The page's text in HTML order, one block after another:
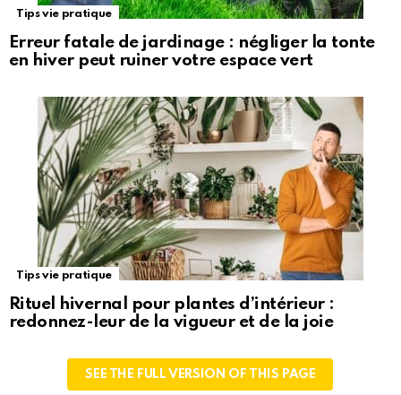
Tips vie pratique
Erreur fatale de jardinage : négliger la tonte
en hiver peut ruiner votre espace vert
Tips vie pratique
Rituel hivernal pour plantes d’intérieur :
redonnez-leur de la vigueur et de la joie
SEE THE FULL VERSION OF THIS PAGE